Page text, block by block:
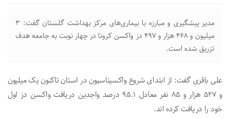
مدیر پیشگیری و مبارزه با بیماری‌های مرکز بهداشت گلستان گفت: ۳
میلیون و ۴۶۸ هزار و ۴۹۷ دز واکسن کرونا در چهار نوبت به جامعه هدف
تزریق شده است.
علی باقری گفت: از ابتدای شروع واکسیناسیون در استان تاکنون یک میلیون
و ۵۲۷ هزار و ۸۵ نفر معادل ۹۵.۱ درصد واجدین دریافت واکسن دز اول
خود را دریافت کرده اند.